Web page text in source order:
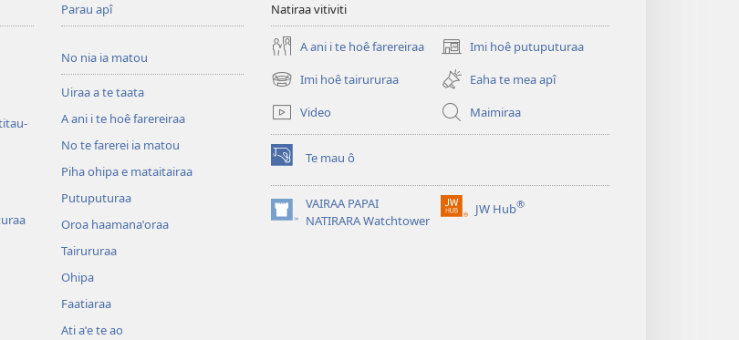
Parau apî
No nia ia matou
Uiraa a te taata
A ani i te hoê farereiraa
No te farerei ia matou
Piha ohipa e mataitairaa
Putuputuraa
Oroa haamanaˈoraa
Tairururaa
Ohipa
Faatiaraa
Ati aˈe te ao
Natiraa vitiviti
A ani i te hoê farereiraa Imi hoê putuputuraa
(opens
new
window)
Imi hoê tairururaa
(opens
new
window)
Eaha te mea apî
Video
Maimiraa
Te mau ô
(opens
new
window)VAIRAA PAPAI
NATIRARA Watchtower
(opens
JW Hub®
(opens